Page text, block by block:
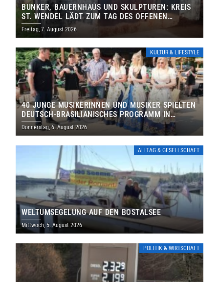
BUNKER, BAUERNHAUS UND SKULPTUREN: KREIS
ST. WENDEL LÄDT ZUM TAG DES OFFENEN
DENKMALS EIN
Freitag, 7. August 2026
KULTUR & LIFESTYLE
40 JUNGE MUSIKERINNEN UND MUSIKER SPIELTEN
DEUTSCH-BRASILIANISCHES PROGRAMM IN
THOLEY
Donnerstag, 6. August 2026
ALLTAG & GESELLSCHAFT
WELTUMSEGELUNG AUF DEN BOSTALSEE
Mittwoch, 5. August 2026
POLITIK & WIRTSCHAFT